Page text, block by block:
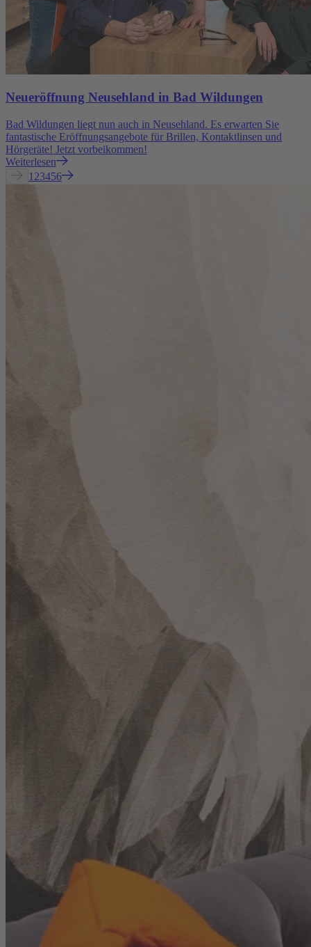
Neueröffnung Neusehland in Bad Wildungen
Bad Wildungen liegt nun auch in Neusehland. Es erwarten Sie
fantastische Eröffnungsangebote für Brillen, Kontaktlinsen und
Hörgeräte! Jetzt vorbeikommen!
Weiterlesen
1 23456